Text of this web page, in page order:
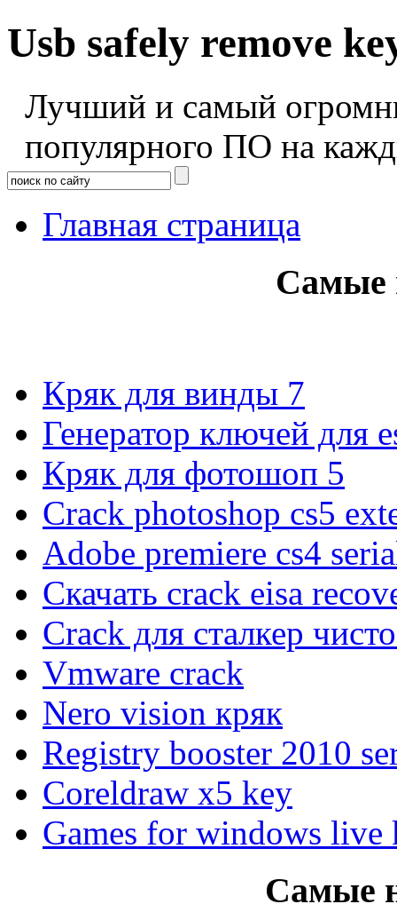
Usb safely remove
Лучший и самый
популярного ПО на
Главная страница
Самые
Кряк для винды 7
Генератор ключей для
Кряк для фотошоп 5
Crack photoshop cs5
Adobe premiere cs4
Скачать crack eisa
Crack для сталкер
Vmware crack
Nero vision кряк
Registry booster 2010
Coreldraw x5 key
Games for windows live
Самые